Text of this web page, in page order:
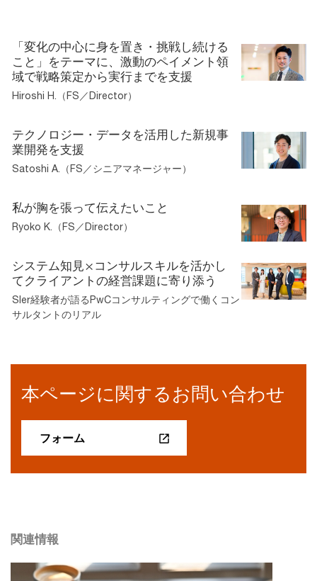
「変化の中心に身を置き・挑戦し続ける
こと」をテーマに、激動のペイメント領
域で戦略策定から実行までを支援
Hiroshi H.（FS／Director）
テクノロジー・データを活用した新規事
業開発を支援
Satoshi A.（FS／シニアマネージャー）
私が胸を張って伝えたいこと
Ryoko K.（FS／Director）
システム知見×コンサルスキルを活かし
てクライアントの経営課題に寄り添う
SIer経験者が語るPwCコンサルティングで働くコン
サルタントのリアル
本ページに関するお問い合わせ
フォーム
関連情報